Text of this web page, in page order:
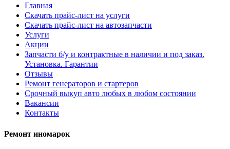
Главная
Скачать прайс-лист на услуги
Скачать прайс-лист на автозапчасти
Услуги
Акции
Запчасти б/у и контрактные в наличии и под заказ.
Установка. Гарантии
Отзывы
Ремонт генераторов и стартеров
Cрочный выкуп авто любых в любом состоянии
Вакансии
Контакты
Ремонт иномарок